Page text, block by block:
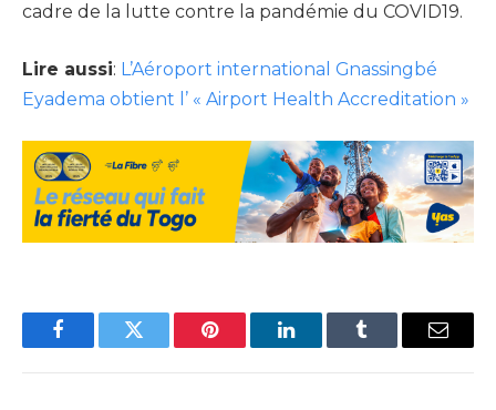
cadre de la lutte contre la pandémie du COVID19.
Lire aussi: L’Aéroport international Gnassingbé
Eyadema obtient l’ « Airport Health Accreditation »
FacebookTwitter Pinterest LinkedInTumblr Email